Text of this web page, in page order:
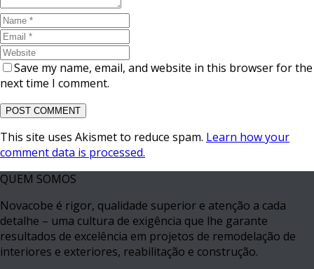
Save my name, email, and website in this browser for the
next time I comment.
This site uses Akismet to reduce spam. Learn how your
comment data is processed.
QUEM SOMOS
Novacobe é rigor, qualidade superior e atenção a cada
detalhe – uma cultura de exigência que lhe garante
resultados de excelência em projetos de remodelação de
interiores e exteriores, reabilitação e construção.